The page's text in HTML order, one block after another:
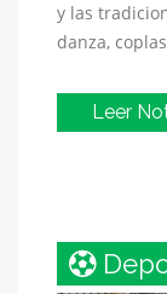
y las
danza,
Leer